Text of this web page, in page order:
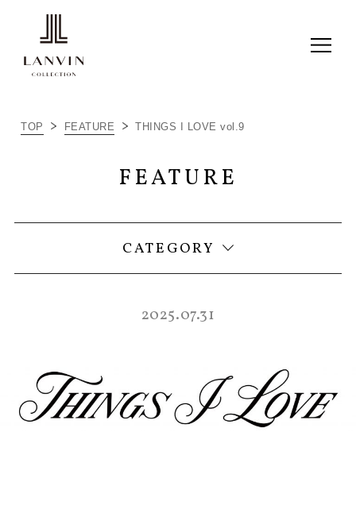
TOP FEATURE THINGS I LOVE vol.9
FEATURE
CATEGORY
THINGS I LOVE
2025.07.31